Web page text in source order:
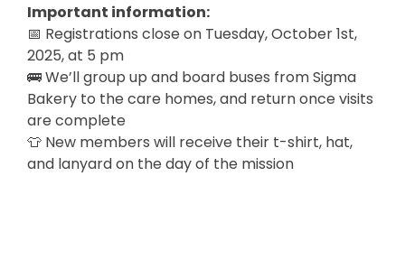
Important information:
📅 Registrations close on Tuesday, October 1st,
2025, at 5 pm
🚌 We’ll group up and board buses from Sigma
Bakery to the care homes, and return once visits
are complete
👕 New members will receive their t-shirt, hat,
and lanyard on the day of the mission